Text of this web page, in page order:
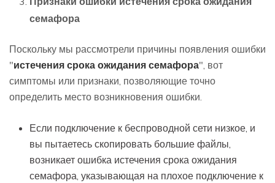
семафора
Поскольку мы рассмотрели причины появления ошибки
"истечения срока ожидания семафора", вот
симптомы или признаки, позволяющие точно
определить место возникновения ошибки.
Если подключение к беспроводной сети низкое, и
вы пытаетесь скопировать большие файлы,
возникает ошибка истечения срока ожидания
семафора, указывающая на плохое подключение к